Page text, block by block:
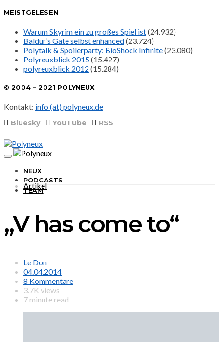
MEISTGELESEN
Warum Skyrim ein zu großes Spiel ist(24.932)
Baldur’s Gate selbst enhanced(23.724)
Polytalk & Spoilerparty: BioShock Infinite(23.080)
Polyreuxblick 2015(15.427)
polyreuxblick 2012 (15.284)
© 2004 – 2021 POLYNEUX
Kontakt: info (at) polyneux.de
Bluesky YouTube RSS
NEUX
PODCASTS
TEAM
Artikel
„V has come to“
Le Don
04.04.2014
8 Kommentare
3.7K views
7 minute read